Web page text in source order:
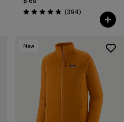
Valoración: 4.7 / 5
(394Comentarios
)
New